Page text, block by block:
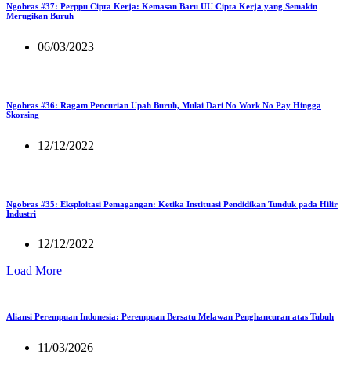
Ngobras #37: Perppu Cipta Kerja: Kemasan Baru UU Cipta Kerja yang Semakin
Merugikan Buruh
06/03/2023
Ngobras #36: Ragam Pencurian Upah Buruh, Mulai Dari No Work No Pay Hingga
Skorsing
12/12/2022
Ngobras #35: Eksploitasi Pemagangan: Ketika Instituasi Pendidikan Tunduk pada Hilir
Industri
12/12/2022
Load More
Aliansi Perempuan Indonesia: Perempuan Bersatu Melawan Penghancuran atas Tubuh
11/03/2026